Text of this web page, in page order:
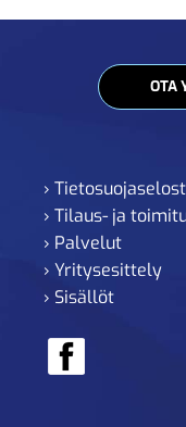
OTA
›
› Tilaus- ja
› Palvelut
› Yritysesittely
› Sisällöt